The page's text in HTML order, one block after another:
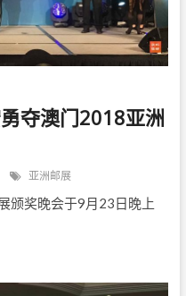
夺澳门2018亚洲
亚洲邮展
颁奖晚会于9月23日晚上